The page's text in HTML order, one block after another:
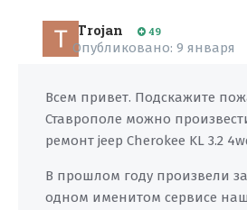
Trojan 49
Опубликовано: 9 января
Всем привет. Подскажите
Ставрополе можно
ремонт jeep Cherokee KL 3.2
В прошлом году произвели
одном именитом сервисе